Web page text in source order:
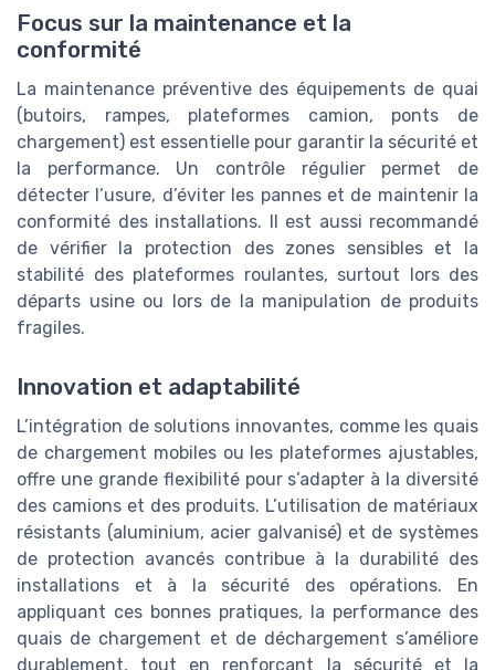
Focus sur la maintenance et la
conformité
La maintenance préventive des équipements de quai
(butoirs, rampes, plateformes camion, ponts de
chargement) est essentielle pour garantir la sécurité et
la performance. Un contrôle régulier permet de
détecter l’usure, d’éviter les pannes et de maintenir la
conformité des installations. Il est aussi recommandé
de vérifier la protection des zones sensibles et la
stabilité des plateformes roulantes, surtout lors des
départs usine ou lors de la manipulation de produits
fragiles.
Innovation et adaptabilité
L’intégration de solutions innovantes, comme les quais
de chargement mobiles ou les plateformes ajustables,
offre une grande flexibilité pour s’adapter à la diversité
des camions et des produits. L’utilisation de matériaux
résistants (aluminium, acier galvanisé) et de systèmes
de protection avancés contribue à la durabilité des
installations et à la sécurité des opérations. En
appliquant ces bonnes pratiques, la performance des
quais de chargement et de déchargement s’améliore
durablement, tout en renforçant la sécurité et la